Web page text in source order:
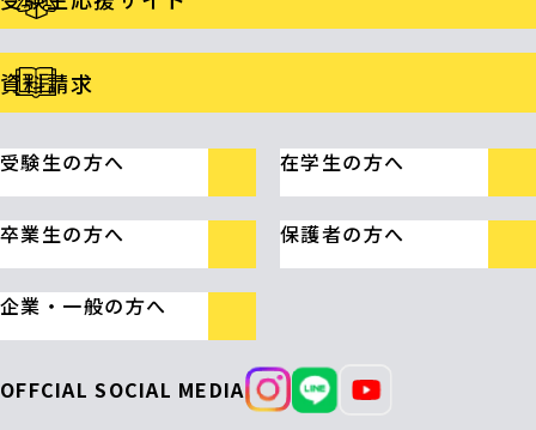
資料請求
受験生の方へ 在学生の方へ
卒業生の方へ 保護者の方へ
企業・一般の方へ
OFFCIAL SOCIAL MEDIA